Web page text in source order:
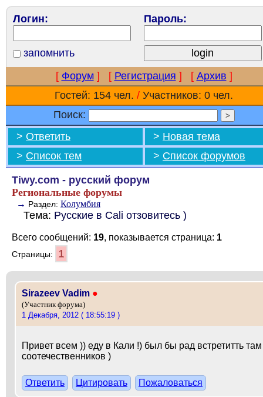
Логин: Пароль:
запомнить
[ Форум ] [ Регистрация ] [ Архив ]
Гостей: 154 чел. / Участников: 0 чел.
Поиск:
> Ответить > Новая тема
> Список тем > Список форумов
Tiwy.com - русский форум
Региональные форумы
→ Раздел: Колумбия
Тема: Русские в Cali отзовитесь )
Всего сообщений: 19, показывается страница: 1
Страницы: 1
Sirazeev Vadim ●
(Участник форума)
1 Декабря, 2012 ( 18:55:19 )
Привет всем )) еду в Кали !) был бы рад встретитть там
соотечественников )
Ответить Цитировать Пожаловаться